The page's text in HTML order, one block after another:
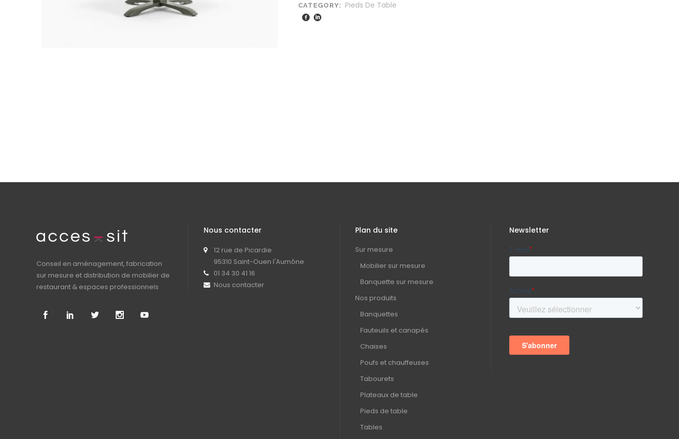
CATEGORY: Pieds De Table
Conseil en aménagement, fabrication
sur mesure et distribution de mobilier de
restaurant & espaces professionnels
Nous contacter
12 rue de Picardie
95310 Saint-Ouen l'Aumône
01 34 30 41 16
Nous contacter
Plan du site
Sur mesure
Mobilier sur mesure
Banquette sur mesure
Nos produits
Banquettes
Fauteuils et canapés
Chaises
Poufs et chauffeuses
Tabourets
Plateaux de table
Pieds de table
Tables
Newsletter